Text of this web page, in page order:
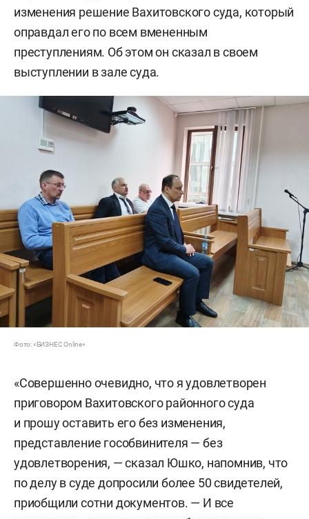
изменения решение Вахитовского суда, который
оправдал его по всем вмененным
преступлениям. Об этом он сказал в своем
выступлении в зале суда.
Фото: «БИЗНЕС Online»
«Совершенно очевидно, что я удовлетворен
приговором Вахитовского районного суда
и прошу оставить его без изменения,
представление гособвинителя — без
удовлетворения, — сказал Юшко, напомнив, что
по делу в суде допросили более 50 свидетелей,
приобщили сотни документов. — И все